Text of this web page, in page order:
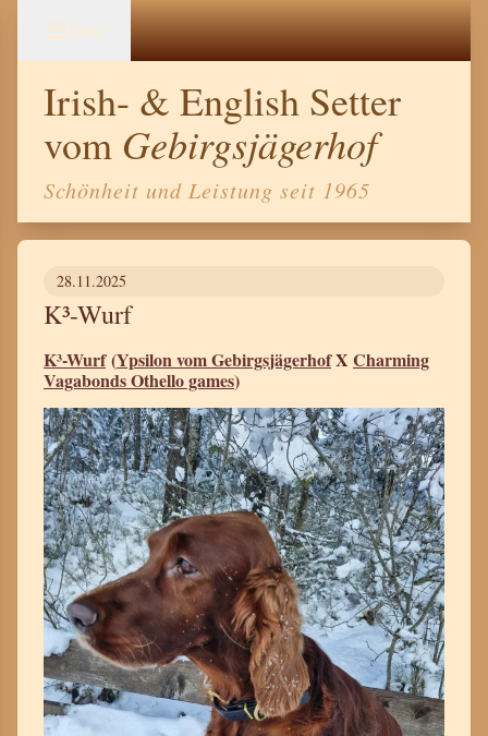
Menü
Irish- & English Setter
vom Gebirgsjägerhof
Schönheit und Leistung seit 1965
28.11.2025
K³-Wurf
K³-Wurf(Ypsilon vom GebirgsjägerhofX Charming
Vagabonds Othello games)